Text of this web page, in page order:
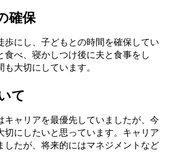
確保
歩にし、子どもとの時間を確保してい
食べ、寝かしつけ後に夫と食事をし
大切にしています。
て
キャリアを最優先していましたが、今
切にしたいと思っています。キャリア
したが、将来的にはマネジメントなど